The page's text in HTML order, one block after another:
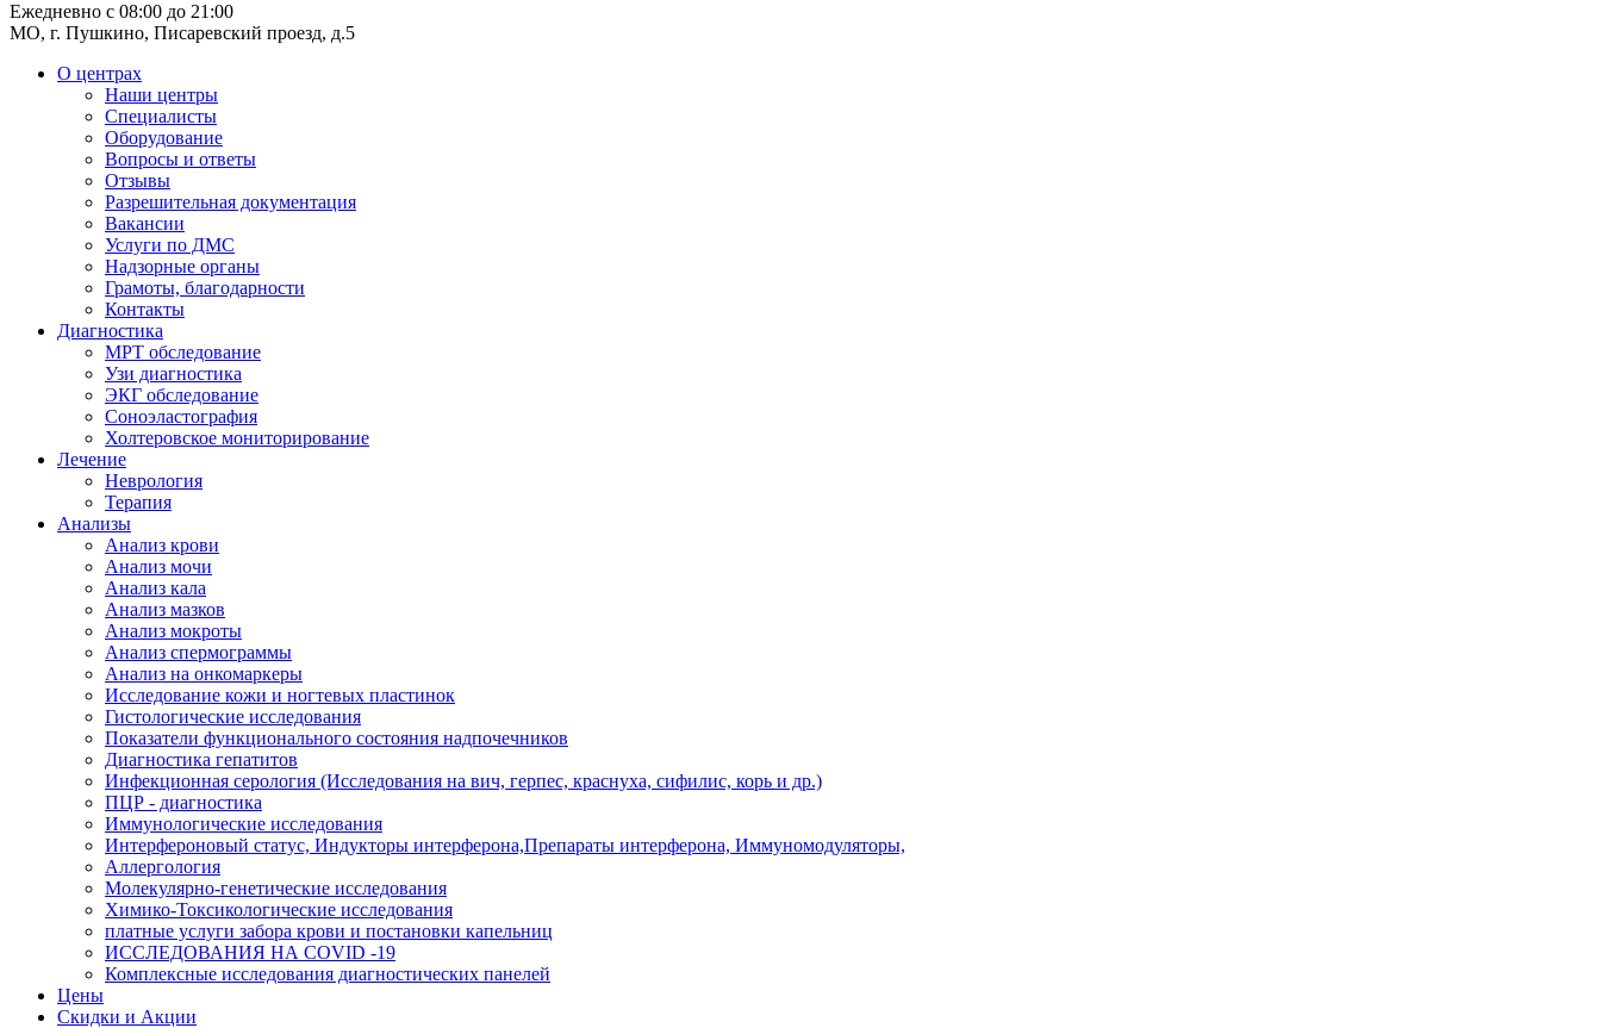
Ежедневно с 08:00 до 21:00
МО, г. Пушкино, Писаревский проезд, д.5
О центрах
Наши центры
Специалисты
Оборудование
Вопросы и ответы
Отзывы
Разрешительная документация
Вакансии
Услуги по ДМС
Надзорные органы
Грамоты, благодарности
Контакты
Диагностика
МРТ обследование
Узи диагностика
ЭКГ обследование
Соноэластография
Холтеровское мониторирование
Лечение
Неврология
Терапия
Анализы
Анализ крови
Анализ мочи
Анализ кала
Анализ мазков
Анализ мокроты
Анализ спермограммы
Анализ на онкомаркеры
Исследование кожи и ногтевых пластинок
Гистологические исследования
Показатели функционального состояния надпочечников
Диагностика гепатитов
Инфекционная серология (Исследования на вич, герпес, краснуха, сифилис, корь и др.)
ПЦР - диагностика
Иммунологические исследования
Интерфероновый статус, Индукторы интерферона,Препараты интерферона, Иммуномодуляторы,
Аллергология
Молекулярно-генетические исследования
Химико-Токсикологические исследования
платные услуги забора крови и постановки капельниц
ИССЛЕДОВАНИЯ НА COVID -19
Комплексные исследования диагностических панелей
Цены
Скидки и Акции